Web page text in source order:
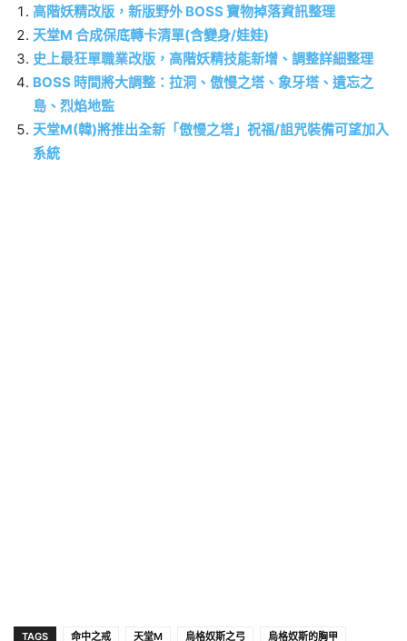
高階妖精改版，新版野外 BOSS 寶物掉落資訊整理
天堂M 合成保底轉卡清單(含變身/娃娃)
史上最狂單職業改版，高階妖精技能新增、調整詳細整理
BOSS 時間將大調整：拉洞、傲慢之塔、象牙塔、遺忘之
島、烈焰地監
天堂M(韓)將推出全新「傲慢之塔」祝福/詛咒裝備可望加入
系統
TAGS 命中之戒 天堂M 烏格奴斯之弓
烏格奴斯的胸甲